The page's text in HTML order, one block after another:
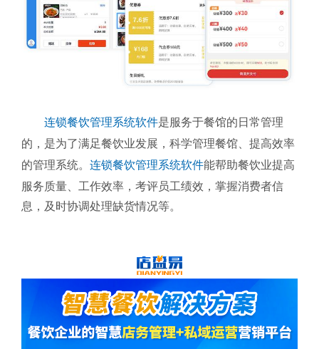
连锁餐饮管理系统软件是服务于餐馆的日常管理
的，是为了满足餐饮业发展，科学管理餐馆、提高效率
的管理系统。 连锁餐饮管理系统软件能帮助餐饮业提高
服务质量、工作效率，考评员工绩效，掌握消费者信
息，及时协调处理缺货情况等。